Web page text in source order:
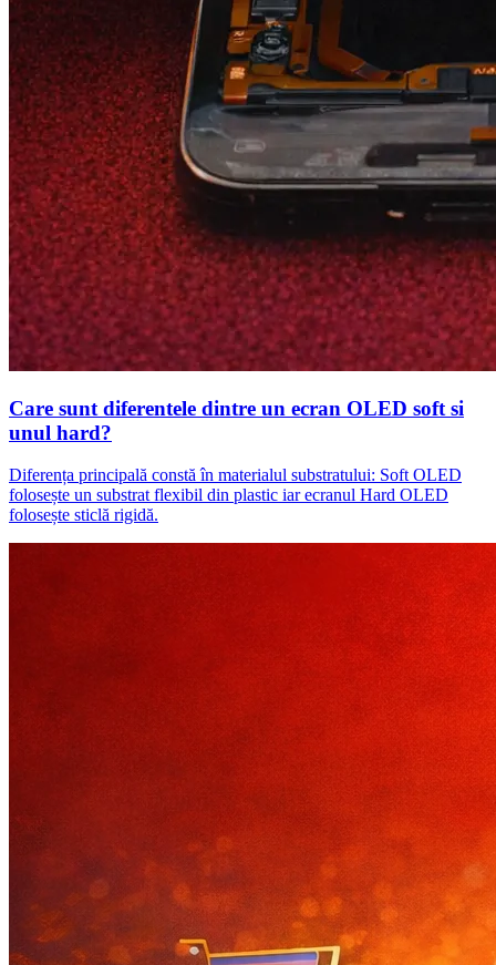
Care sunt diferentele dintre un ecran OLED soft si
unul hard?
Diferența principală constă în materialul substratului: Soft OLED
folosește un substrat flexibil din plastic iar ecranul Hard OLED
folosește sticlă rigidă.